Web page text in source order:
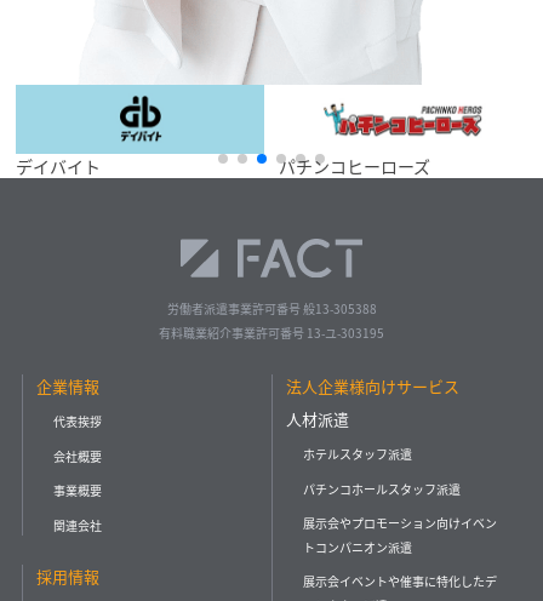
パチンコヒーローズ イベントサイト
労働者派遣事業許可番号 般13-305388
有料職業紹介事業許可番号 13-ユ-303195
企業情報
代表挨拶
会社概要
事業概要
関連会社
採用情報
法人企業様向けサービス
人材派遣
ホテルスタッフ派遣
パチンコホールスタッフ派遣
展示会やプロモーション向けイベン
トコンパニオン派遣
展示会イベントや催事に特化したデ